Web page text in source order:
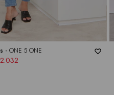
-ONE 5 ONE
2.032